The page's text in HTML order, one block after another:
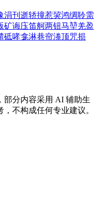
涓刊 逝轿撞惹巭鸿绸聆需
矿诲庒笛舸两钮马堃羌盈
砥哮龛淋巷帘漛顶咒损
部分内容采用 AI 辅助生
不构成任何专业建议。